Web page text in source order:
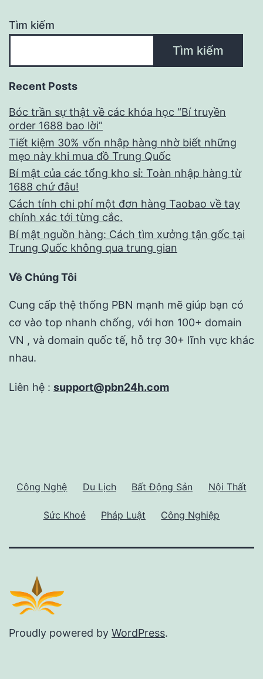
Tìm kiếm
Tìm kiếm
Recent Posts
Bóc trần sự thật về các khóa học “Bí truyền
order 1688 bao lời”
Tiết kiệm 30% vốn nhập hàng nhờ biết những
mẹo này khi mua đồ Trung Quốc
Bí mật của các tổng kho sỉ: Toàn nhập hàng từ
1688 chứ đâu!
Cách tính chi phí một đơn hàng Taobao về tay
chính xác tới từng cắc.
Bí mật nguồn hàng: Cách tìm xưởng tận gốc tại
Trung Quốc không qua trung gian
Về Chúng Tôi
Cung cấp thệ thống PBN mạnh mẽ giúp bạn có
cơ vào top nhanh chống, với hơn 100+ domain
VN , và domain quốc tế, hỗ trợ 30+ lĩnh vực khác
nhau.
Liên hệ : support@pbn24h.com
Công Nghệ Du Lịch Bất Động Sản Nội Thất
Sức Khoẻ Pháp Luật Công Nghiệp
Proudly powered by WordPress.